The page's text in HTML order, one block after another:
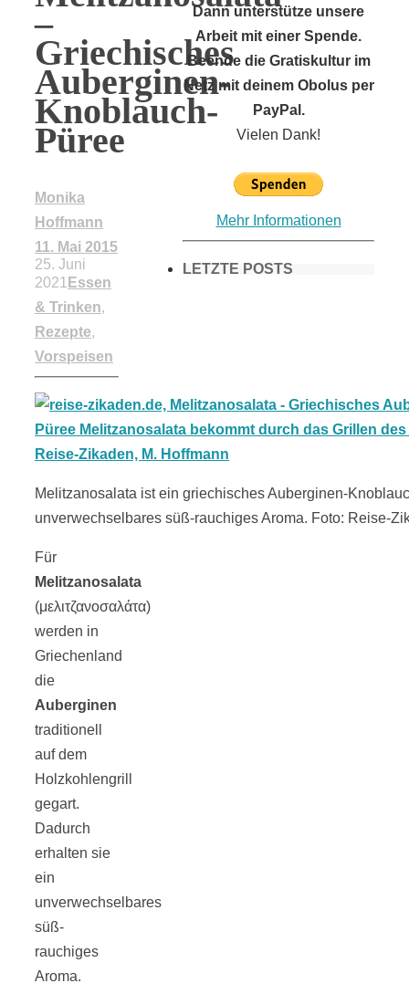
–
Griechisches
Auberginen-
Knoblauch-
Püree
Monika
Hoffmann
11. Mai 2015
25. Juni
2021 Essen
& Trinken,
Rezepte,
Vorspeisen
Melitzanosalata ist ein griechisches Auberginen-
unverwechselbares süß-rauchiges Aroma. Foto: Reise-
Für
Melitzanosalata
(μελιτζανοσαλάτα)
werden in
Griechenland
die
Auberginen
traditionell
auf dem
Holzkohlengrill
gegart.
Dadurch
erhalten sie
ein
unverwechselbares
süß-
rauchiges
Aroma.
Dann unterstütze unsere
Arbeit mit einer Spende.
Beende die Gratiskultur im
Netz mit deinem Obolus per
PayPal.
Vielen Dank!
Mehr Informationen
LETZTE POSTS
München &
Umgebung:
18 Lieblings-